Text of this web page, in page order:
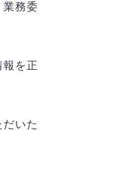
業務委
報を正
いた